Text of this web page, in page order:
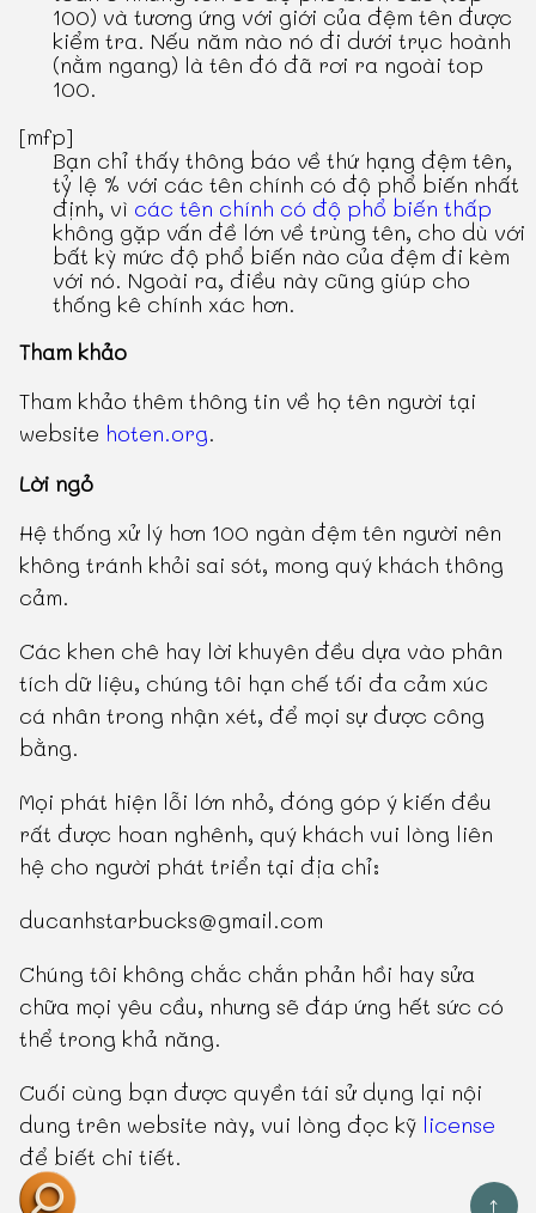
100) và tương ứng với giới của đệm tên được
kiểm tra. Nếu năm nào nó đi dưới trục hoành
(nằm ngang) là tên đó đã rơi ra ngoài top
100.
[mfp]
Bạn chỉ thấy thông báo về thứ hạng đệm tên,
tỷ lệ % với các tên chính có độ phổ biến nhất
định, vì các tên chính có độ phổ biến thấp
không gặp vấn đề lớn về trùng tên, cho dù với
bất kỳ mức độ phổ biến nào của đệm đi kèm
với nó. Ngoài ra, điều này cũng giúp cho
thống kê chính xác hơn.
Tham khảo
Tham khảo thêm thông tin về họ tên người tại
website hoten.org.
Lời ngỏ
Hệ thống xử lý hơn 100 ngàn đệm tên người nên
không tránh khỏi sai sót, mong quý khách thông
cảm.
Các khen chê hay lời khuyên đều dựa vào phân
tích dữ liệu, chúng tôi hạn chế tối đa cảm xúc
cá nhân trong nhận xét, để mọi sự được công
bằng.
Mọi phát hiện lỗi lớn nhỏ, đóng góp ý kiến đều
rất được hoan nghênh, quý khách vui lòng liên
hệ cho người phát triển tại địa chỉ:
ducanhstarbucks@gmail.com
Chúng tôi không chắc chắn phản hồi hay sửa
chữa mọi yêu cầu, nhưng sẽ đáp ứng hết sức có
thể trong khả năng.
Cuối cùng bạn được quyền tái sử dụng lại nội
dung trên website này, vui lòng đọc kỹ license
để biết chi tiết.
↑